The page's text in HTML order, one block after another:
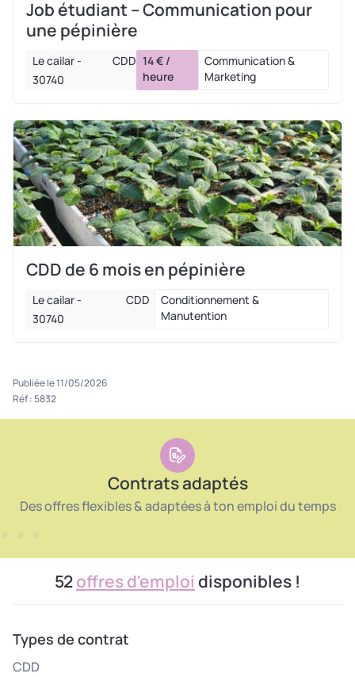
Job étudiant – Communication pour
une pépinière
Le cailar -
30740
CDD 14 € /
heure
Communication &
Marketing
CDD de 6 mois en pépinière
Le cailar -
30740
CDD
Conditionnement &
Manutention
Publiée le 11/05/2026
Réf : 5832
Contrats adaptés
Des offres flexibles & adaptées à ton emploi du temps
52offres d'emploi disponibles !
Types de contrat
CDD